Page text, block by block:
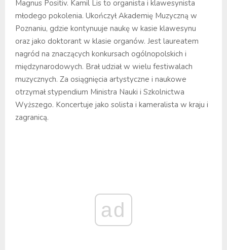
Magnus Positiv. Kamil Lis to organista i klawesynista
młodego pokolenia. Ukończył Akademię Muzyczną w
Poznaniu, gdzie kontynuuje naukę w kasie klawesynu
oraz jako doktorant w klasie organów. Jest laureatem
nagród na znaczących konkursach ogólnopolskich i
międzynarodowych. Brał udział w wielu festiwalach
muzycznych. Za osiągnięcia artystyczne i naukowe
otrzymał stypendium Ministra Nauki i Szkolnictwa
Wyższego. Koncertuje jako solista i kameralista w kraju i
zagranicą.
ad